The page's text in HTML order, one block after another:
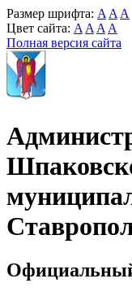
Размер шрифта: A A A
Цвет сайта: A A A A
Полная версия сайта